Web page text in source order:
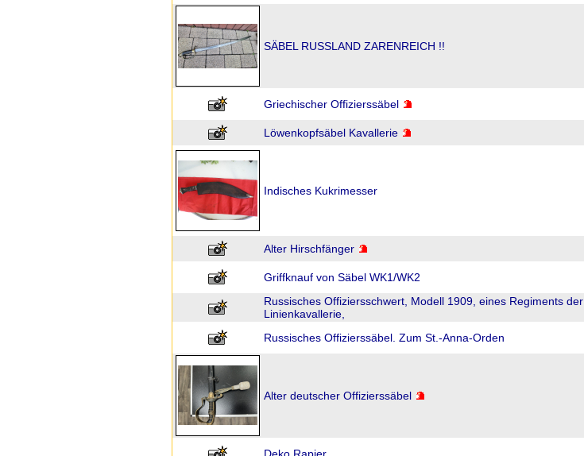
SÄBEL RUSSLAND ZARENREICH !!
Griechischer Offizierssäbel
Löwenkopfsäbel Kavallerie
Indisches Kukrimesser
Alter Hirschfänger
Griffknauf von Säbel WK1/WK2
Russisches Offiziersschwert, Modell 1909, eines Regiments der
Linienkavallerie,
Russisches Offizierssäbel. Zum St.-Anna-Orden
Alter deutscher Offizierssäbel